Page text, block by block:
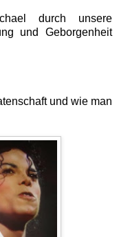
durch unsere
und Geborgenheit
und wie man